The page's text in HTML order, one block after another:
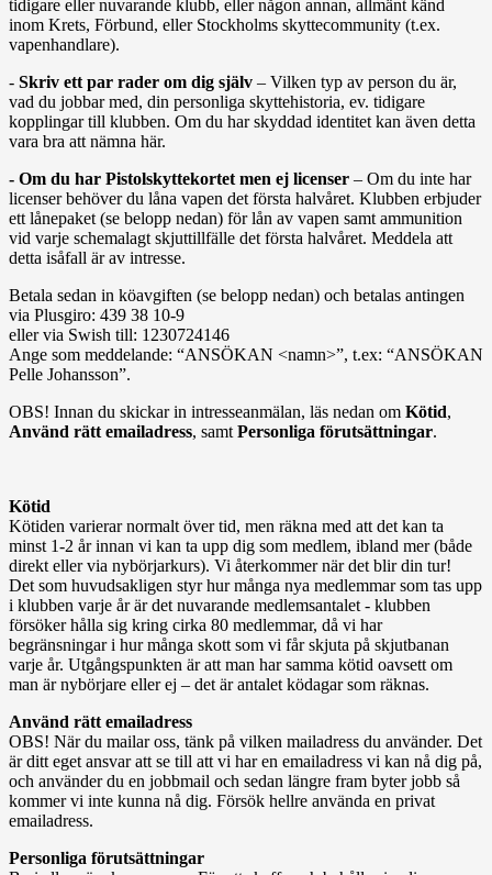
tidigare eller nuvarande klubb, eller någon annan, allmänt känd
inom Krets, Förbund, eller Stockholms skyttecommunity (t.ex.
vapenhandlare).
- Skriv ett par rader om dig själv – Vilken typ av person du är,
vad du jobbar med, din personliga skyttehistoria, ev. tidigare
kopplingar till klubben. Om du har skyddad identitet kan även detta
vara bra att nämna här.
- Om du har Pistolskyttekortet men ej licenser – Om du inte har
licenser behöver du låna vapen det första halvåret. Klubben erbjuder
ett lånepaket (se belopp nedan) för lån av vapen samt ammunition
vid varje schemalagt skjuttillfälle det första halvåret. Meddela att
detta isåfall är av intresse.
Betala sedan in köavgiften (se belopp nedan) och betalas antingen
via Plusgiro: 439 38 10-9
eller via Swish till: 1230724146
Ange som meddelande: “ANSÖKAN <namn>”, t.ex: “ANSÖKAN
Pelle Johansson”.
OBS! Innan du skickar in intresseanmälan, läs nedan om Kötid,
Använd rätt emailadress, samt Personliga förutsättningar.
Kötid
Kötiden varierar normalt över tid, men räkna med att det kan ta
minst 1-2 år innan vi kan ta upp dig som medlem, ibland mer (både
direkt eller via nybörjarkurs). Vi återkommer när det blir din tur!
Det som huvudsakligen styr hur många nya medlemmar som tas upp
i klubben varje år är det nuvarande medlemsantalet - klubben
försöker hålla sig kring cirka 80 medlemmar, då vi har
begränsningar i hur många skott som vi får skjuta på skjutbanan
varje år. Utgångspunkten är att man har samma kötid oavsett om
man är nybörjare eller ej – det är antalet ködagar som räknas.
Använd rätt emailadress
OBS! När du mailar oss, tänk på vilken mailadress du använder. Det
är ditt eget ansvar att se till att vi har en emailadress vi kan nå dig på,
och använder du en jobbmail och sedan längre fram byter jobb så
kommer vi inte kunna nå dig. Försök hellre använda en privat
emailadress.
Personliga förutsättningar